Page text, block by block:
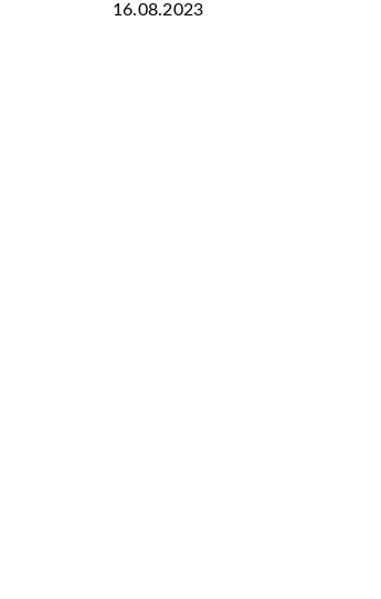
16.08.2023